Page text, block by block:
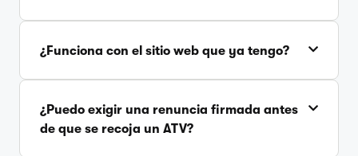
¿Funciona con el sitio web que ya tengo?
¿Puedo exigir una renuncia firmada antes
de que se recoja un ATV?